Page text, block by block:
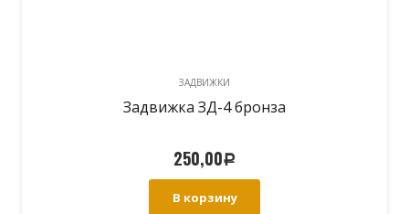
ЗАДВИЖКИ
Задвижка ЗД-4 бронза
250,00Р
В корзину